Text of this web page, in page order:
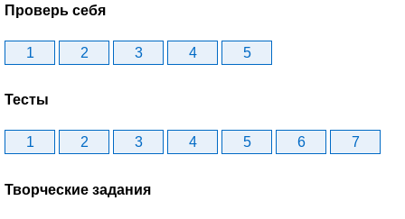
Проверь себя
1 2 3 4 5
Тесты
1 2 3 4 5 6 7
Творческие задания